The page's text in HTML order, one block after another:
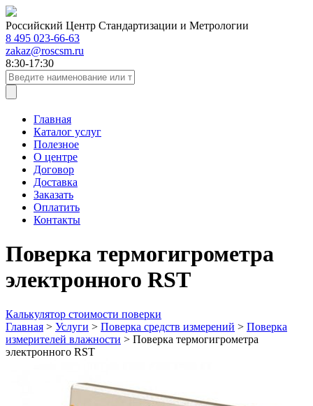
Российский Центр Стандартизации и Метрологии
8 495 023-66-63
zakaz@roscsm.ru
8:30-17:30
Главная
Каталог услуг
Полезное
О центре
Договор
Доставка
Заказать
Оплатить
Контакты
Поверка термогигрометра
электронного RST
Калькулятор стоимости поверки
Главная > Услуги > Поверка средств измерений > Поверка
измерителей влажности > Поверка термогигрометра
электронного RST